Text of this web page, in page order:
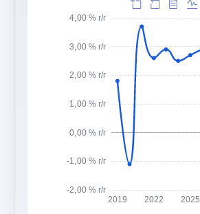
-2,00 % г/г
-1,00 % г/г
0,00 % г/г
1,00 % г/г
2,00 % г/г
3,00 % г/г
4,00 % г/г
2019 2022 2025